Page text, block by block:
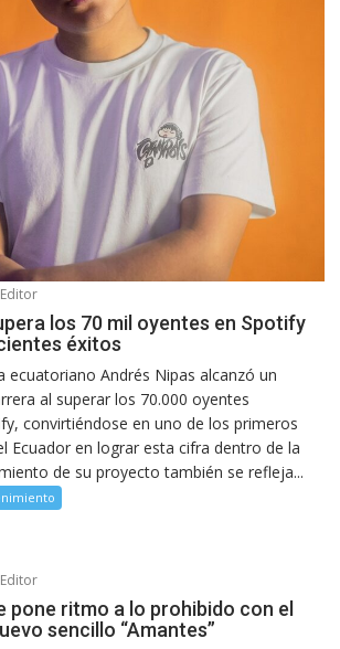
Editor
los 70 mil oyentes en Spotify
éxitos
ecuatoriano Andrés Nipas alcanzó un
al superar los 70.000 oyentes
convirtiéndose en uno de los primeros
Ecuador en lograr esta cifra dentro de la
de su proyecto también se refleja...
Editor
pone ritmo a lo prohibido con el
sencillo “Amantes”